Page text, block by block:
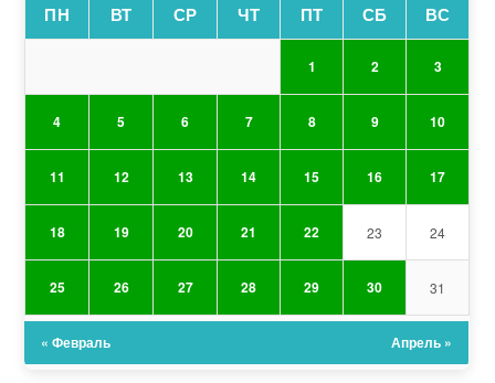
ПН ВТ СР ЧТ ПТ СБ ВС
1 2 3
4 5 6 7 8 9 10
11 12 13 14 15 16 17
18 19 20 21 22 23 24
25 26 27 28 29 30 31
« Февраль Апрель »